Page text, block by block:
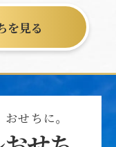
を見る
せちに。